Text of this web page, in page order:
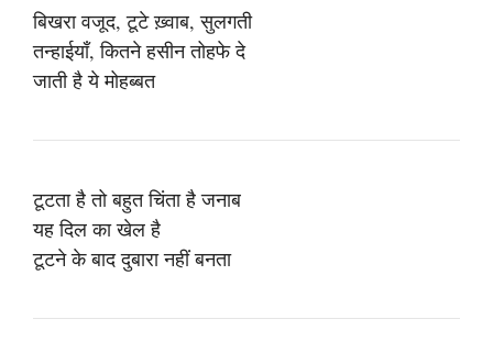
बिखरा वजूद, टूटे ख़्वाब, सुलगती
तन्हाईयाँ, कितने हसीन तोहफे दे
जाती है ये मोहब्बत
टूटता है तो बहुत चिंता है जनाब
यह दिल का खेल है
टूटने के बाद दुबारा नहीं बनता